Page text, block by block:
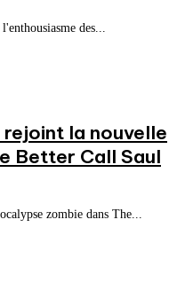
des...
la nouvelle
Better Call Saul
zombie dans The...